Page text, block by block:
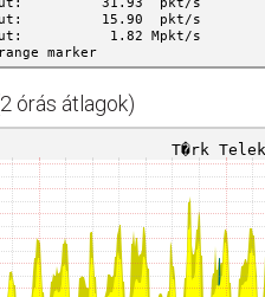
órás átlagok)